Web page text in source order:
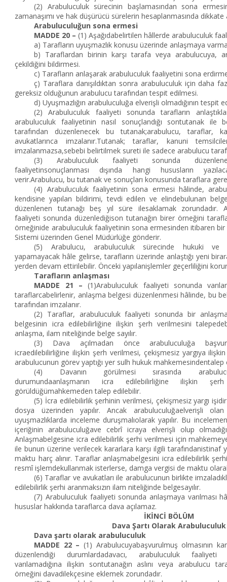
(2) Arabuluculuk sürecinin başlamasından sona
zamanaşımı ve hak düşürücü sürelerin hesaplanmasında dikkate
Arabuluculuğun sona ermesi
MADDE 20 – (1) Aşağıdabelirtilen hâllerde arabuluculuk
a) Tarafların uyuşmazlık konusu üzerinde anlaşmaya
b) Taraflardan birinin karşı tarafa veya arabulucuya,
çekildiğini bildirmesi.
c) Tarafların anlaşarak arabuluculuk faaliyetini sona
ç) Taraflara danışıldıktan sonra arabuluculuk için daha
gereksiz olduğunun arabulucu tarafından tespit edilmesi.
d) Uyuşmazlığın arabuluculuğa elverişli olmadığının tespit
(2) Arabuluculuk faaliyeti sonunda tarafların
arabuluculuk faaliyetinin nasıl sonuçlandığı sontutanak ile
tarafından düzenlenecek bu tutanak;arabulucu, taraflar,
avukatlarınca imzalanır.Tutanak; taraflar, kanuni
imzalanmazsa,sebebi belirtilmek sureti ile sadece arabulucu
(3) Arabuluculuk faaliyeti sonunda
faaliyetinsonuçlanması dışında hangi hususların
verir.Arabulucu, bu tutanak ve sonuçları konusunda taraflara
(4) Arabuluculuk faaliyetinin sona ermesi hâlinde,
kendisine yapılan bildirimi, tevdi edilen ve elindebulunan
düzenlenen tutanağı beş yıl süre ilesaklamak zorundadır.
faaliyeti sonunda düzenlediğison tutanağın birer örneğini
örneğinide arabuluculuk faaliyetinin sona ermesinden itibaren
Sistemi üzerinden Genel Müdürlüğe gönderir.
(5) Arabulucu, arabuluculuk sürecinde hukuki ve
yapamayacak hâle gelirse, tarafların üzerinde anlaştığı yeni
yerden devam ettirilebilir. Önceki yapılanişlemler geçerliliğini
Tarafların anlaşması
MADDE 21 – (1)Arabuluculuk faaliyeti sonunda
taraflarcabelirlenir, anlaşma belgesi düzenlenmesi hâlinde, bu
tarafından imzalanır.
(2) Taraflar, arabuluculuk faaliyeti sonunda bir
belgesinin icra edilebilirliğine ilişkin şerh verilmesini
anlaşma, ilam niteliğinde belge sayılır.
(3) Dava açılmadan önce arabuluculuğa
icraedilebilirliğine ilişkin şerh verilmesi, çekişmesiz yargıya
arabulucunun görev yaptığı yer sulh hukuk mahkemesindentalep
(4) Davanın görülmesi sırasında
durumundaanlaşmanın icra edilebilirliğine ilişkin
görüldüğümahkemeden talep edilebilir.
(5) İcra edilebilirlik şerhinin verilmesi, çekişmesiz yargı
dosya üzerinden yapılır. Ancak arabuluculuğaelverişli
uyuşmazlıklarda inceleme duruşmalıolarak yapılır. Bu
içeriğinin arabuluculuğave cebrî icraya elverişli olup olmadığı
Anlaşmabelgesine icra edilebilirlik şerhi verilmesi için
ile bunun üzerine verilecek kararlara karşı ilgili tarafındanistinaf
maktu harç alınır. Taraflar anlaşmabelgesini icra edilebilirlik
resmî işlemdekullanmak isterlerse, damga vergisi de maktu olarak
(6) Taraflar ve avukatları ile arabulucunun birlikte
edilebilirlik şerhi aranmaksızın ilam niteliğinde belgesayılır.
(7) Arabuluculuk faaliyeti sonunda anlaşmaya varılması
hususlar hakkında taraflarca dava açılamaz.
İKİNCİ BÖLÜM
Dava Şartı Olarak Arabuluculuk
Dava şartı olarak arabuluculuk
MADDE 22 – (1) Arabulucuyabaşvurulmuş olmasının
düzenlendiği durumlardadavacı, arabuluculuk
varılamadığına ilişkin sontutanağın aslını veya arabulucu
örneğini davadilekçesine eklemek zorundadır.